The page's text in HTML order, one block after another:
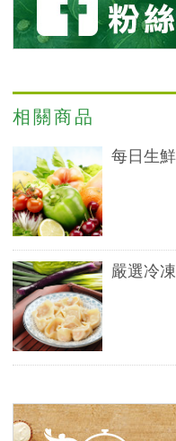
相關商品
每日生
嚴選冷